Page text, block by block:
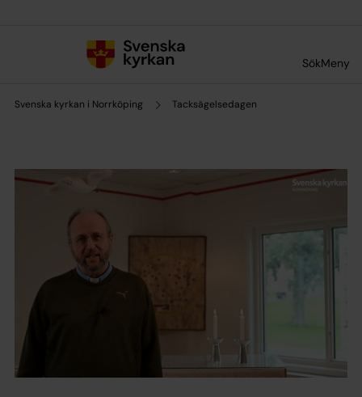
SökMeny
Svenska kyrkan i Norrköping Tacksägelsedagen